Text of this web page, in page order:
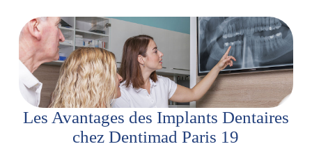
Les Avantages des Implants Dentaires
chez Dentimad Paris 19